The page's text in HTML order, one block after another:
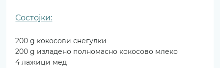
Состојки:
200 g кокосови снегулки
200 g изладено полномасно кокосово млеко
4 лажици мед